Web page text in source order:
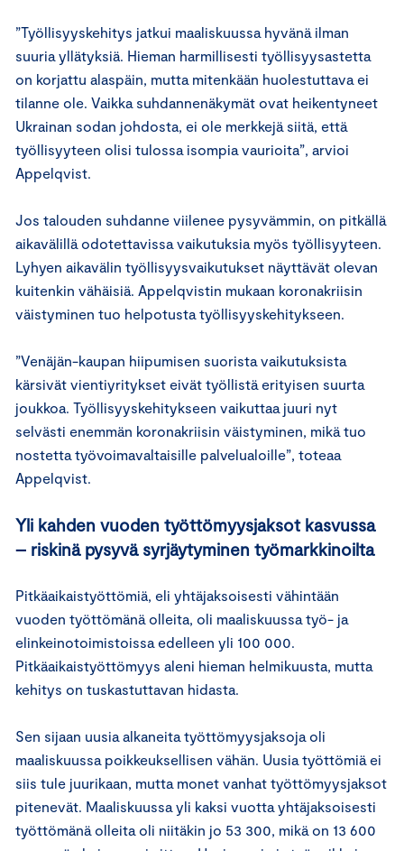
”Työllisyyskehitys jatkui maaliskuussa hyvänä ilman
suuria yllätyksiä. Hieman harmillisesti työllisyysastetta
on korjattu alaspäin, mutta mitenkään huolestuttava ei
tilanne ole. Vaikka suhdannenäkymät ovat heikentyneet
Ukrainan sodan johdosta, ei ole merkkejä siitä, että
työllisyyteen olisi tulossa isompia vaurioita”, arvioi
Appelqvist.
Jos talouden suhdanne viilenee pysyvämmin, on pitkällä
aikavälillä odotettavissa vaikutuksia myös työllisyyteen.
Lyhyen aikavälin työllisyysvaikutukset näyttävät olevan
kuitenkin vähäisiä. Appelqvistin mukaan koronakriisin
väistyminen tuo helpotusta työllisyyskehitykseen.
”Venäjän-kaupan hiipumisen suorista vaikutuksista
kärsivät vientiyritykset eivät työllistä erityisen suurta
joukkoa. Työllisyyskehitykseen vaikuttaa juuri nyt
selvästi enemmän koronakriisin väistyminen, mikä tuo
nostetta työvoimavaltaisille palvelualoille”, toteaa
Appelqvist.
Yli kahden vuoden työttömyysjaksot kasvussa
– riskinä pysyvä syrjäytyminen työmarkkinoilta
Pitkäaikaistyöttömiä, eli yhtäjaksoisesti vähintään
vuoden työttömänä olleita, oli maaliskuussa työ- ja
elinkeinotoimistoissa edelleen yli 100 000.
Pitkäaikaistyöttömyys aleni hieman helmikuusta, mutta
kehitys on tuskastuttavan hidasta.
Sen sijaan uusia alkaneita työttömyysjaksoja oli
maaliskuussa poikkeuksellisen vähän. Uusia työttömiä ei
siis tule juurikaan, mutta monet vanhat työttömyysjaksot
pitenevät. Maaliskuussa yli kaksi vuotta yhtäjaksoisesti
työttömänä olleita oli niitäkin jo 53 300, mikä on 13 600